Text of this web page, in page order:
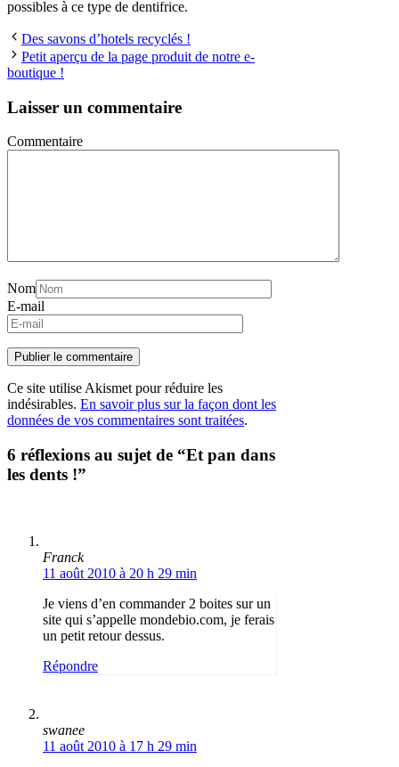
possibles à ce type de dentifrice.
Des savons d’hotels recyclés !
Petit aperçu de la page produit de notre e-
boutique !
Laisser un commentaire
Commentaire
Nom
E-mail
Ce site utilise Akismet pour réduire les
indésirables. En savoir plus sur la façon dont les
données de vos commentaires sont traitées.
6 réflexions au sujet de “Et pan dans
les dents !”
Franck
11 août 2010 à 20 h 29 min
Je viens d’en commander 2 boites sur un
site qui s’appelle mondebio.com, je ferais
un petit retour dessus.
Répondre
swanee
11 août 2010 à 17 h 29 min